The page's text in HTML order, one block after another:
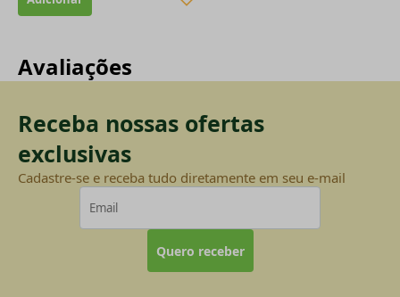
Avaliações
Receba nossas ofertas
exclusivas
Cadastre-se e receba tudo diretamente em seu e-mail
Quero receber